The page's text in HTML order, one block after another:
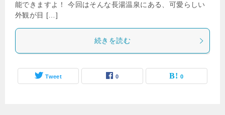
能できますよ！ 今回はそんな長湯温泉にある、可愛らしい
外観が目 […]
続きを読む
Tweet 0 0